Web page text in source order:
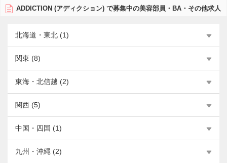
ている。
全国各地に展開しているため、欠員や新規出店があれば募集があるとみ
ADDICTION (アディクション) で募集中の美容部員・BA・その他求人
北海道・東北 (1)
関東 (8)
東海・北信越 (2)
関西 (5)
中国・四国 (1)
九州・沖縄 (2)